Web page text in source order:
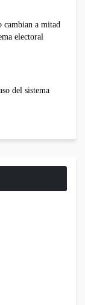
cambian a mitad
electoral
del sistema